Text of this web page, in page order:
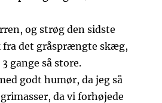
og strøg den sidste
fra det gråsprængte skæg,
gange så store.
godt humør, da jeg så
da vi forhøjede